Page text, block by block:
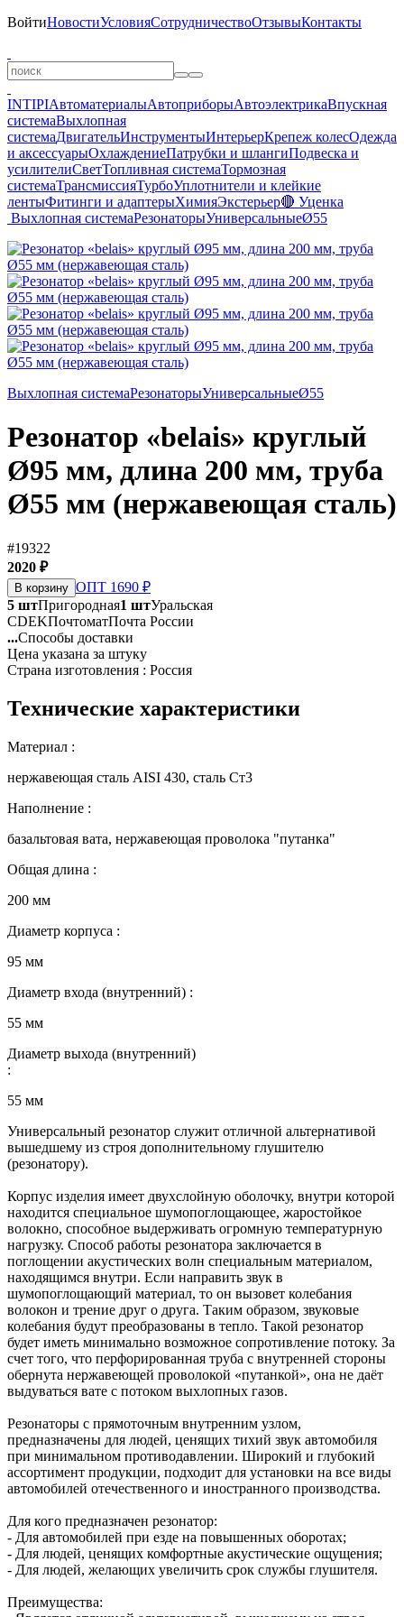
ВойтиНовостиУсловияСотрудничествоОтзывыКонтакты
INTIPIАвтоматериалыАвтоприборыАвтоэлектрикаВпускная
системаВыхлопная
системаДвигательИнструментыИнтерьерКрепеж колесОдежда
и аксессуарыОхлаждениеПатрубки и шлангиПодвеска и
усилителиСветТопливная системаТормозная
системаТрансмиссияТурбоУплотнители и клейкие
лентыФитинги и адаптерыХимияЭкстерьер🔴 Уценка
Выхлопная системаРезонаторыУниверсальныеØ55
Выхлопная системаРезонаторыУниверсальныеØ55
Резонатор «belais» круглый
Ø95 мм, длина 200 мм, труба
Ø55 мм (нержавеющая сталь)
#19322
2020 ₽
В корзину ОПТ 1690 ₽
5 штПригородная1 штУральская
CDEKПочтоматПочта России
...Способы доставки
Цена указана за штуку
Страна изготовления : Россия
Технические характеристики
Материал :
нержавеющая сталь AISI 430, сталь Ст3
Наполнение :
базальтовая вата, нержавеющая проволока "путанка"
Общая длина :
200 мм
Диаметр корпуса :
95 мм
Диаметр входа (внутренний) :
55 мм
Диаметр выхода (внутренний)
:
55 мм
Универсальный резонатор служит отличной альтернативой
вышедшему из строя дополнительному глушителю
(резонатору).
Корпус изделия имеет двухслойную оболочку, внутри которой
находится специальное шумопоглощающее, жаростойкое
волокно, способное выдерживать огромную температурную
нагрузку. Способ работы резонатора заключается в
поглощении акустических волн специальным материалом,
находящимся внутри. Если направить звук в
шумопоглощающий материал, то он вызовет колебания
волокон и трение друг о друга. Таким образом, звуковые
колебания будут преобразованы в тепло. Такой резонатор
будет иметь минимально возможное сопротивление потоку. За
счет того, что перфорированная труба с внутренней стороны
обернута нержавеющей проволокой «путанкой», она не даёт
выдуваться вате с потоком выхлопных газов.
Резонаторы с прямоточным внутренним узлом,
предназначены для людей, ценящих тихий звук автомобиля
при минимальном противодавлении. Широкий и глубокий
ассортимент продукции, подходит для установки на все виды
автомобилей отечественного и иностранного производства.
Для кого предназначен резонатор:
- Для автомобилей при езде на повышенных оборотах;
- Для людей, ценящих комфортные акустические ощущения;
- Для людей, желающих увеличить срок службы глушителя.
Преимущества: